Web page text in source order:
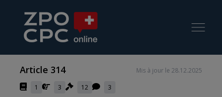
Article 314
Mis à jour le 28.12.2025
1
3 12 3